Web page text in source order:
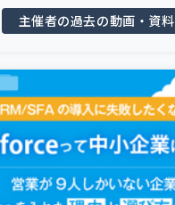
主催者の過去の動画・資料